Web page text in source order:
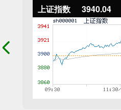
上证指数 3940.04